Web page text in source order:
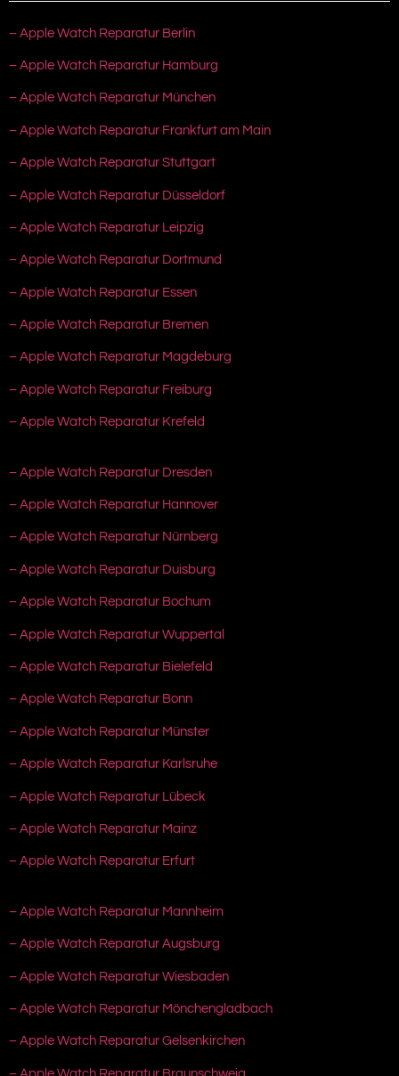
– Apple Watch Reparatur Berlin
– Apple Watch Reparatur Hamburg
– Apple Watch Reparatur München
– Apple Watch Reparatur Frankfurt am Main
– Apple Watch Reparatur Stuttgart
– Apple Watch Reparatur Düsseldorf
– Apple Watch Reparatur Leipzig
– Apple Watch Reparatur Dortmund
– Apple Watch Reparatur Essen
– Apple Watch Reparatur Bremen
– Apple Watch Reparatur Magdeburg
– Apple Watch Reparatur Freiburg
– Apple Watch Reparatur Krefeld
– Apple Watch Reparatur Dresden
– Apple Watch Reparatur Hannover
– Apple Watch Reparatur Nürnberg
– Apple Watch Reparatur Duisburg
– Apple Watch Reparatur Bochum
– Apple Watch Reparatur Wuppertal
– Apple Watch Reparatur Bielefeld
– Apple Watch Reparatur Bonn
– Apple Watch Reparatur Münster
– Apple Watch Reparatur Karlsruhe
– Apple Watch Reparatur Lübeck
– Apple Watch Reparatur Mainz
– Apple Watch Reparatur Erfurt
– Apple Watch Reparatur Mannheim
– Apple Watch Reparatur Augsburg
– Apple Watch Reparatur Wiesbaden
– Apple Watch Reparatur Mönchengladbach
– Apple Watch Reparatur Gelsenkirchen